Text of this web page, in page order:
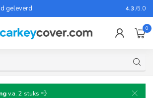
geleverd Voor
4.3 /5.0
0
v.a. 2 stuks 💨